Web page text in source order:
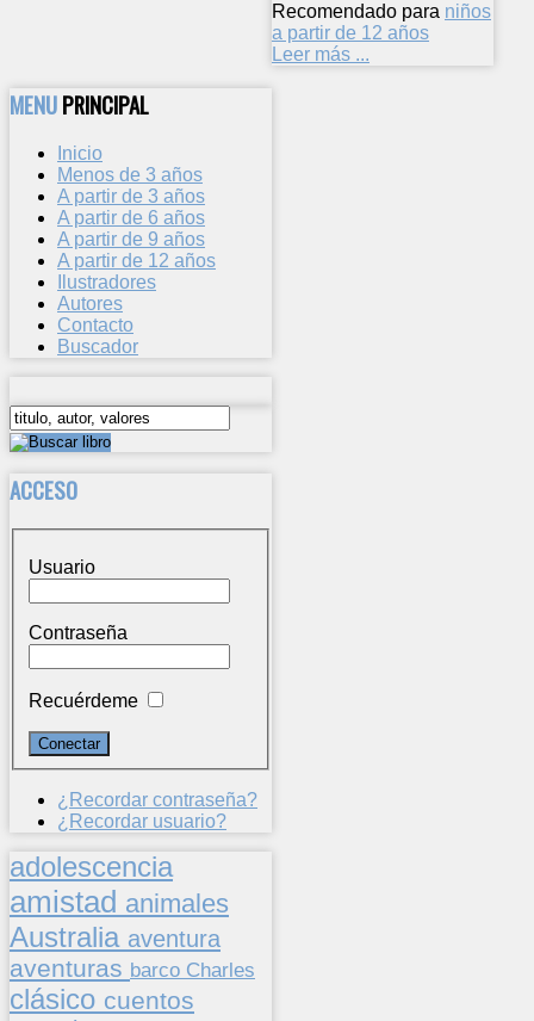
Recomendado para niños
a partir de 12 años
Leer más ...
MENUPRINCIPAL
Inicio
Menos de 3 años
A partir de 3 años
A partir de 6 años
A partir de 9 años
A partir de 12 años
Ilustradores
Autores
Contacto
Buscador
ACCESO
Usuario
Contraseña
Recuérdeme
¿Recordar contraseña?
¿Recordar usuario?
adolescencia
amistad animales
Australia aventura
aventuras barco Charles
clásico cuentos